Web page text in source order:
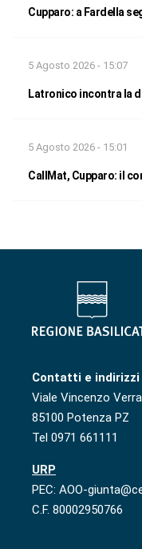
Cupparo: a Fardella
5 Agosto 2026 - 15:07
Latronico incontra la
5 Agosto 2026 - 15:01
CallMat, Cupparo: il
Contatti e indirizzi
Viale Vincenzo
85100 Potenza PZ
Tel 0971 661111
URP
PEC: AOO-
C.F. 80002950766